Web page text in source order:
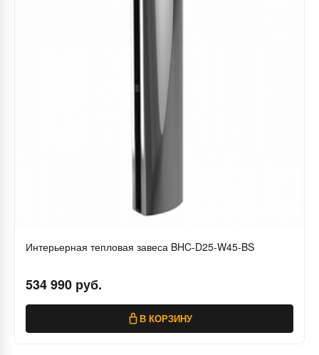
Интерьерная тепловая завеса BHC-D25-W45-BS
534 990 руб.
В КОРЗИНУ